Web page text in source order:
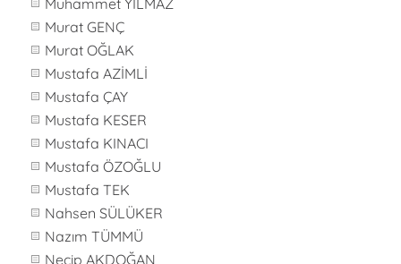
Muhammet YILMAZ
Murat GENÇ
Murat OĞLAK
Mustafa AZİMLİ
Mustafa ÇAY
Mustafa KESER
Mustafa KINACI
Mustafa ÖZOĞLU
Mustafa TEK
Nahsen SÜLÜKER
Nazım TÜMMÜ
Necip AKDOĞAN